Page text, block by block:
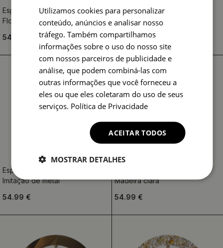
Espelho decorativo redondo
Flores silvestres
54.99 €
Espelho redondo decorativo
Estilo loft vintage
54.99 €
Espelho redondo decorativo
Imitação de metal
54.99 €
Madeira clara
54.99 €
Utilizamos cookies para personalizar
conteúdo, anúncios e analisar nosso
tráfego. Também compartilhamos
informações sobre o uso do nosso site
com nossos parceiros de publicidade e
análise, que podem combiná-las com
outras informações que você forneceu a
eles ou que eles coletaram do uso de seus
serviços. Política de Privacidade
ACEITAR TODOS
MOSTRAR DETALHES